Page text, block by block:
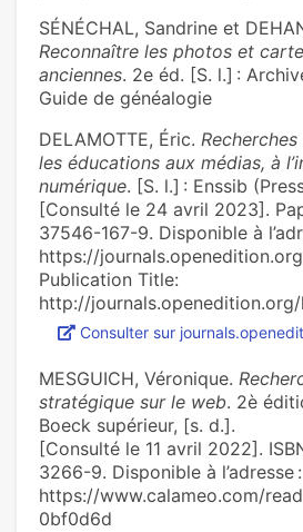
SÉNÉCHAL, Sandrine et
Reconnaître les photos et
anciennes. 2e éd. [S. l.] :
Guide de généalogie
DELAMOTTE, Éric.
les éducations aux médias, à
numérique. [S. l.] : Enssib
[Consulté le 24 avril 2023].
37546-167-9. Disponible à
https://
Publication Title:
http://
Consulter sur
MESGUICH, Véronique.
stratégique sur le web. 2è
Boeck supérieur, [s. d.].
[Consulté le 11 avril 2022].
3266-9. Disponible à l’adresse :
https://www.calameo.com/
0bf0d6d